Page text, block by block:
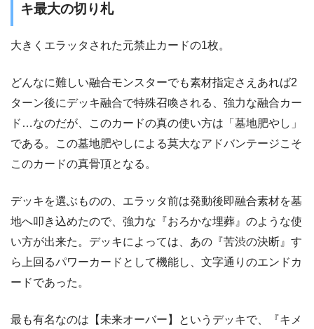
キ最大の切り札
大きくエラッタされた元禁止カードの1枚。
どんなに難しい融合モンスターでも素材指定さえあれば2
ターン後にデッキ融合で特殊召喚される、強力な融合カー
ド…なのだが、このカードの真の使い方は「墓地肥やし」
である。この墓地肥やしによる莫大なアドバンテージこそ
このカードの真骨頂となる。
デッキを選ぶものの、エラッタ前は発動後即融合素材を墓
地へ叩き込めたので、強力な『おろかな埋葬』のような使
い方が出来た。デッキによっては、あの『苦渋の決断』す
ら上回るパワーカードとして機能し、文字通りのエンドカ
ードであった。
最も有名なのは【未来オーバー】というデッキで、『キメ